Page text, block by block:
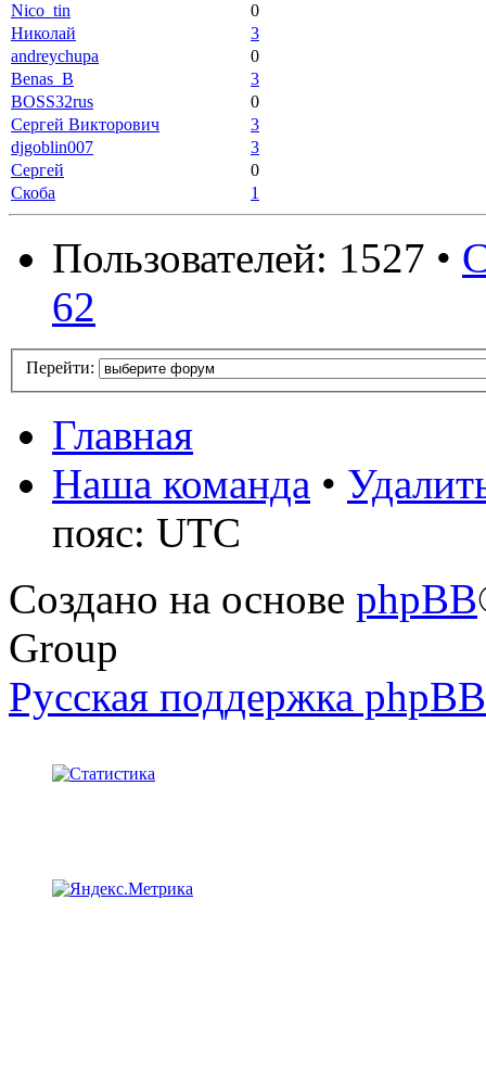
Nico_tin
0
Николай
3
andreychupa
0
Benas_B
3
BOSS32rus
0
Сергей Викторович
3
djgoblin007
3
Сергей
0
Скоба
1
Пользователей: 1527 •
62
Перейти:
Главная
Наша команда •
пояс: UTC
Создано на основе phpBB
Group
Русская поддержка phpBB